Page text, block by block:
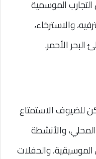
الموسمية
والاسترخاء،
البحر الأحمر.
للضيوف الاستمتاع
والأنشطة
الموسيقية، والحفلات